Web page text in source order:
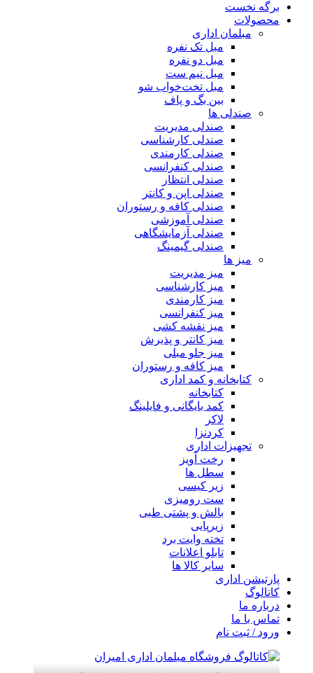
برگه نخست
محصولات
مبلمان اداری
مبل تک نفره
مبل دو نفره
مبل نیم ست
مبل تخت‌خواب شو
بین بگ و پاف
صندلی ها
صندلی مدیریت
صندلی کارشناسی
صندلی کارمندی
صندلی کنفرانسی
صندلی انتظار
صندلی اپن و کانتر
صندلی کافه و رستوران
صندلی آموزشی
صندلی آزمایشگاهی
صندلی گیمینگ
میز ها
میز مدیریت
میز کارشناسی
میز کارمندی
میز کنفرانسی
میز نقشه کشی
میز کانتر و پذیرش
میز جلو مبلی
میز کافه و رستوران
کتابخانه و کمد اداری
کتابخانه
کمد بایگانی و فایلینگ
لاکر
کردنزا
تجهیزات اداری
رخت آویز
سطل ها
زیر کیسی
ست رومیزی
بالش و پشتی طبی
زیرپایی
تخته وایت برد
تابلو اعلانات
سایر کالا ها
پارتیشن اداری
کاتالوگ
درباره ما
تماس با ما
ورود / ثبت نام